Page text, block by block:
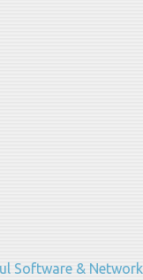
Software & Network